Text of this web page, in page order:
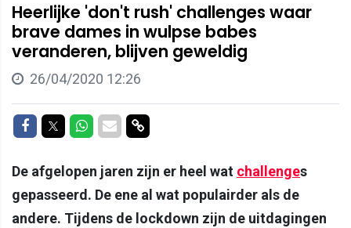
Heerlijke 'don't rush' challenges waar
brave dames in wulpse babes
veranderen, blijven geweldig
26/04/2020 12:26
Delen op Facebook
Delen op Twitter
Delen op Whatsapp
Delen via Mail
Delen via link
De afgelopen jaren zijn er heel wat challenges
gepasseerd. De ene al wat populairder als de
andere. Tijdens de lockdown zijn de uitdagingen